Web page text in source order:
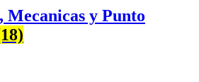
y Punto